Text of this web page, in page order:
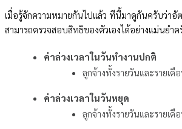
เมื่อรู้จักความหมายกันไปแล้ว ทีนี้มาดูกันครับว่า
สามารถตรวจสอบสิทธิของตัวเองได้อย่างแม่นยำค
ค่าล่วงเวลาในวันทำงานปกติ
ลูกจ้างทั้งรายวันและรายเ
ค่าล่วงเวลาในวันหยุด
ลูกจ้างทั้งรายวันและรายเ